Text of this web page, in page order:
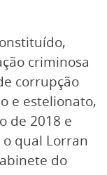
criminosa
corrupção
e estelionato,
de 2018 e
qual Lorran
do